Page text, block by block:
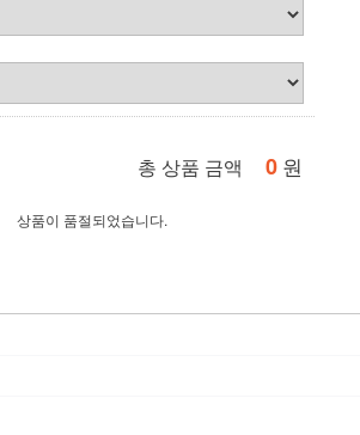
총 상품 금액 0 원
상품이 품절되었습니다.